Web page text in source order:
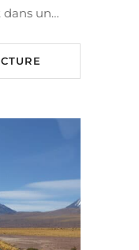
dans un…